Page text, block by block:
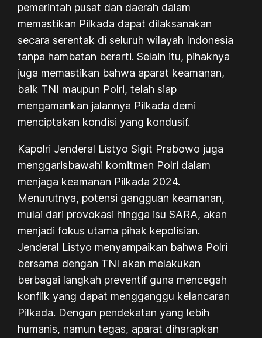
pemerintah pusat dan daerah dalam
memastikan Pilkada dapat dilaksanakan
secara serentak di seluruh wilayah Indonesia
tanpa hambatan berarti. Selain itu, pihaknya
juga memastikan bahwa aparat keamanan,
baik TNI maupun Polri, telah siap
mengamankan jalannya Pilkada demi
menciptakan kondisi yang kondusif.
Kapolri Jenderal Listyo Sigit Prabowo juga
menggarisbawahi komitmen Polri dalam
menjaga keamanan Pilkada 2024.
Menurutnya, potensi gangguan keamanan,
mulai dari provokasi hingga isu SARA, akan
menjadi fokus utama pihak kepolisian.
Jenderal Listyo menyampaikan bahwa Polri
bersama dengan TNI akan melakukan
berbagai langkah preventif guna mencegah
konflik yang dapat mengganggu kelancaran
Pilkada. Dengan pendekatan yang lebih
humanis, namun tegas, aparat diharapkan